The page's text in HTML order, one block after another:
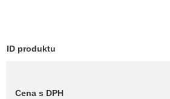
ID produktu
Cena s DPH